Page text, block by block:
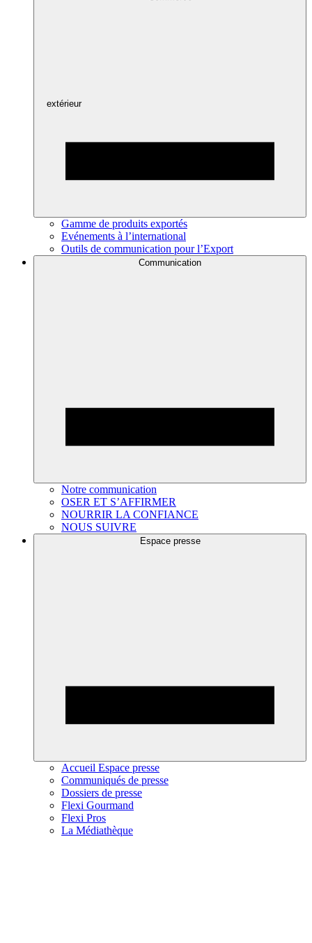
extérieur
Gamme de produits exportés
Evénements à l’international
Outils de communication pour l’Export
Communication
Notre communication
OSER ET S’AFFIRMER
NOURRIR LA CONFIANCE
NOUS SUIVRE
Espace presse
Accueil Espace presse
Communiqués de presse
Dossiers de presse
Flexi Gourmand
Flexi Pros
La Médiathèque